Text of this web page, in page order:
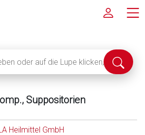
Suche
Suppositorien
Heilmittel GmbH